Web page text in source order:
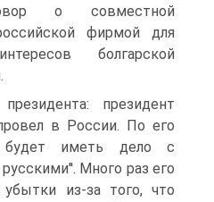
о совместной
фирмой для
болгарской
президента: президент
в России. По его
будет иметь дело с
Много раз его
убытки из-за того, что